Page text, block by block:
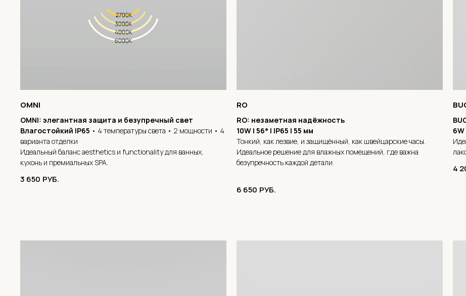
OMNI
OMNI: элегантная защита и безупречный свет
Влагостойкий IP65 • 4 температуры света • 2 мощности • 4
варианта отделки
Идеальный баланс aesthetics и functionality для ванных,
кухонь и премиальных SPA.
3 650 РУБ.
RO
RO: незаметная надёжность
10W | 56° | IP65 | 55 мм
Тонкий, как лезвие, и защищённый, как швейцарские часы.
Идеальное решение для влажных помещений, где важна
безупречность каждой детали.
6 650 РУБ.
4